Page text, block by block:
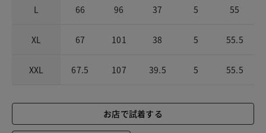
L 66 96 37 5 55
XL 67 101 38 5 55.5
XXL 67.5 107 39.5 5 55.5
お店で試着する